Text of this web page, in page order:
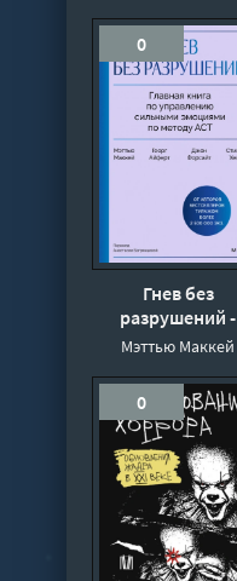
0
Гнев без
разрушений -
Маккей Мэттью
Мэттью Маккей
0